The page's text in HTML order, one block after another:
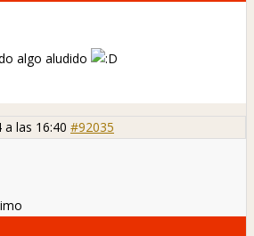
algo aludido
las 16:40 #92035